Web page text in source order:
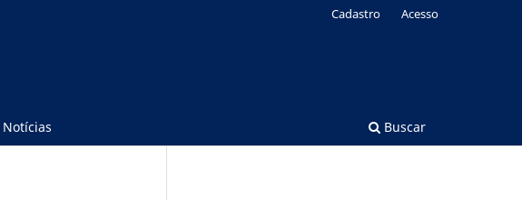
Notícias Buscar
Cadastro Acesso